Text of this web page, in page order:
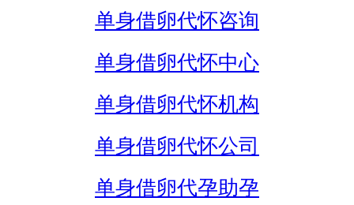
单身借卵代怀咨询
单身借卵代怀中心
单身借卵代怀机构
单身借卵代怀公司
单身借卵代孕助孕